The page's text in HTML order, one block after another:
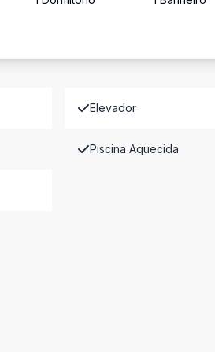
Elevador
Piscina Aquecida